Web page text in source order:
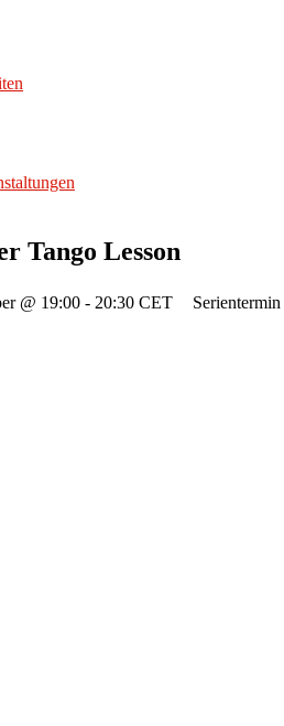
Tango Lesson
@ 19:00 - 20:30 CET Serientermin